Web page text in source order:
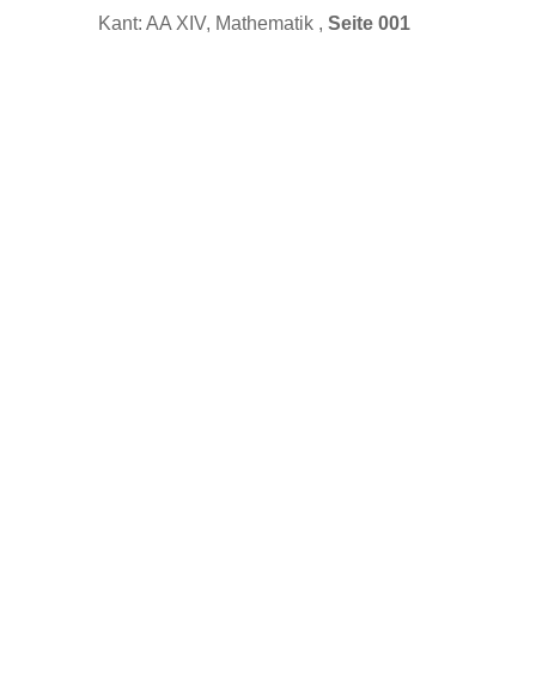
Kant: AA XIV, Mathematik , Seite 001